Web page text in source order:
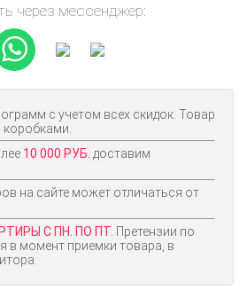
через мессенджер:
с учетом всех скидок. Товар
коробками.
10 000 РУБ. доставим
на сайте может отличаться от
С ПН. ПО ПТ. Претензии по
в момент приемки товара, в